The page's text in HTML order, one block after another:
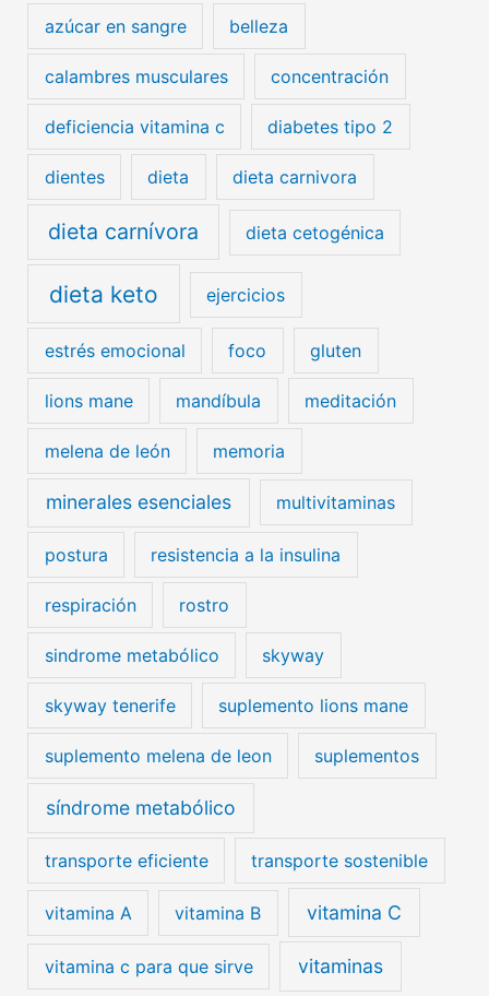
azúcar en sangre belleza
calambres musculares concentración
deficiencia vitamina c diabetes tipo 2
dientes dieta dieta carnivora
dieta carnívora dieta cetogénica
dieta keto ejercicios
estrés emocional foco gluten
lions mane mandíbula meditación
melena de león memoria
minerales esenciales multivitaminas
postura resistencia a la insulina
respiración rostro
sindrome metabólico skyway
skyway tenerife suplemento lions mane
suplemento melena de leon suplementos
síndrome metabólico
transporte eficiente transporte sostenible
vitamina A vitamina B vitamina C
vitamina c para que sirve vitaminas